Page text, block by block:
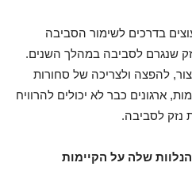
בדרכים לשימור הסביבה
שנגרם לסביבה במהלך השנים.
להפצה ולצריכה של סחורות
ארגונים כבר לא יכולים להרוויח
נזק לסביבה.
שלה על הקיימות